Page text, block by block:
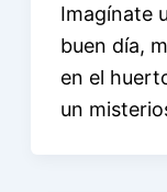
Imagínate
buen día,
en el
un